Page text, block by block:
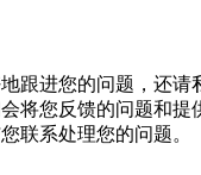
跟进您的问题，还请
将您反馈的问题和提
联系处理您的问题。